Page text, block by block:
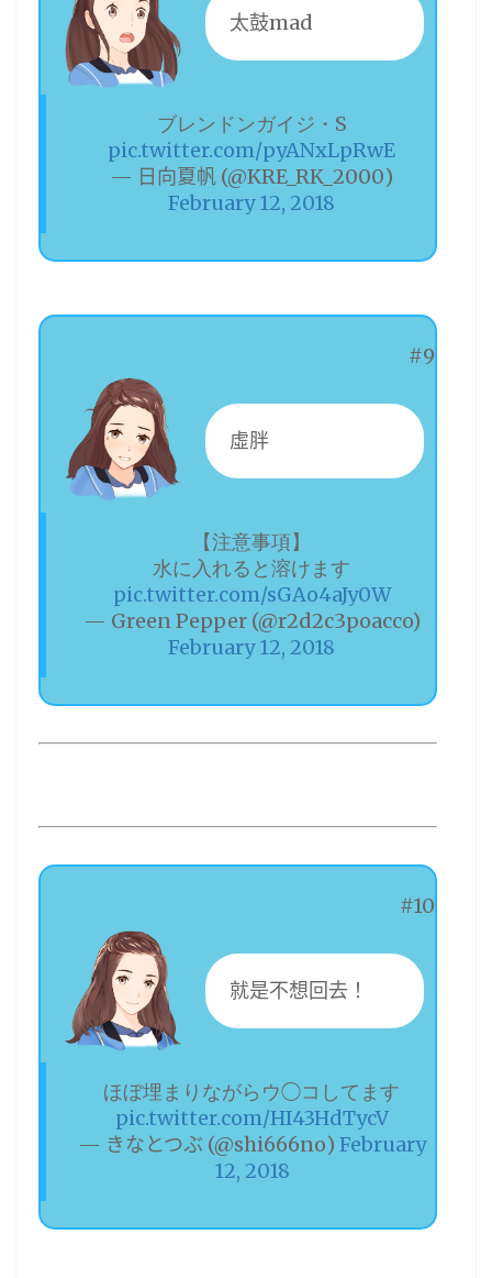
太鼓mad
ブレンドンガイジ・S
pic.twitter.com/pyANxLpRwE
— 日向夏帆 (@KRE_RK_2000)
February 12, 2018
#9
虛胖
【注意事項】
水に入れると溶けます
pic.twitter.com/sGAo4aJy0W
— Green Pepper (@r2d2c3poacco)
February 12, 2018
#10
就是不想回去！
ほぼ埋まりながらウ◯コしてます
pic.twitter.com/HI43HdTycV
— きなとつぶ (@shi666no) February
12, 2018